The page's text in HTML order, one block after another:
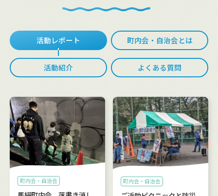
活動レポート 町内会・自治会とは
活動紹介 よくある質問
町内会・自治会 町内会・自治会